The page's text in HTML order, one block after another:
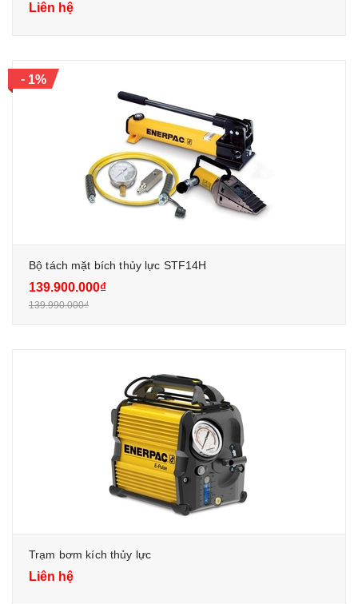
Liên hệ
- 1%
Bộ tách mặt bích thủy lực STF14H
139.900.000₫
139.990.000₫
Trạm bơm kích thủy lực
Liên hệ